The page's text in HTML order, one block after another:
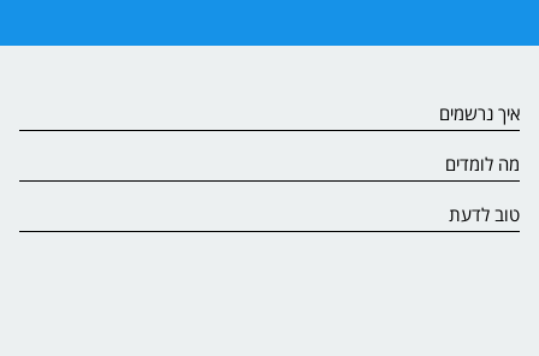
איך נרשמים
מה לומדים
טוב לדעת